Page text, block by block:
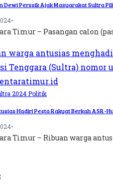
Dewi Perssik Ajak Masyarakat Sultra
•
Timur – Pasangan calon
2024Politik
Hadiri Pesta Rakyat Berkah ASR-
•
Timur – Ribuan warga